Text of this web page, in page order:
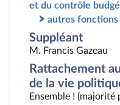
et du contrôle
autres fonctions
Suppléant
M. Francis Gazeau
Rattachement
de la vie
Ensemble ! (majorité